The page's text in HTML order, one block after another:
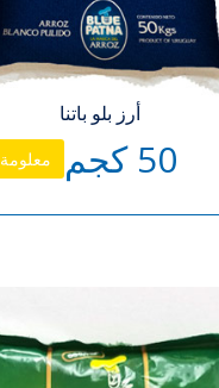
أرز بلو باتنا
50 كجم معلومة